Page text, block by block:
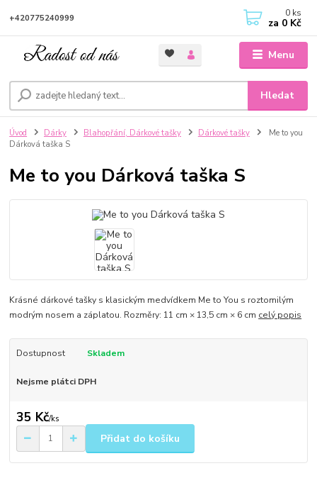
Menu
Hledat
+420775240999 0 ks
za 0 Kč
Úvod Dárky Blahopřání, Dárkové tašky Dárkové tašky
Me to you
Dárková taška S
Me to you Dárková taška S
Krásné dárkové tašky s klasickým medvídkem Me to You s roztomilým
modrým nosem a záplatou. Rozměry: 11 cm × 13,5 cm × 6 cm celý popis
Dostupnost Skladem
Nejsme plátci DPH
35 Kč/ks
Přidat do košíku